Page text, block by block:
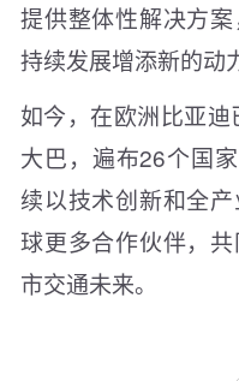
提供整体性解决方
持续发展增添新的动
如今，在欧洲比亚
大巴，遍布26个国
续以技术创新和全
球更多合作伙伴，
市交通未来。